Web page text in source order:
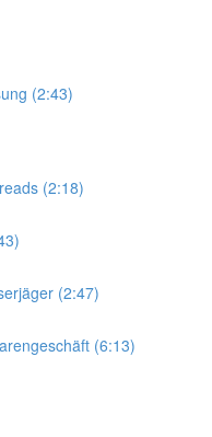
(2:43)
(2:18)
(2:47)
(6:13)